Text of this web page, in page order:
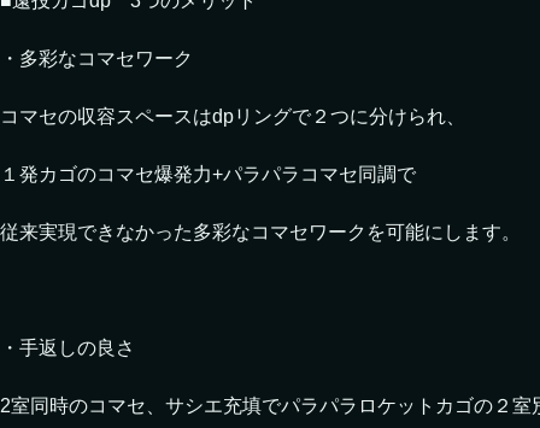
・多彩なコマセワーク
コマセの収容スペースはdpリングで２つに分けられ、
１発カゴのコマセ爆発力+パラパラコマセ同調で
従来実現できなかった多彩なコマセワークを可能にします。
・手返しの良さ
2室同時のコマセ、サシエ充填でパラパラロケットカゴの２